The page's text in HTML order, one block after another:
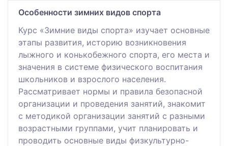
Особенности зимних видов спорта
Курс «Зимние виды спорта» изучает основные
этапы развития, историю возникновения
лыжного и конькобежного спорта, его места и
значения в системе физического воспитания
школьников и взрослого населения.
Рассматривает нормы и правила безопасной
организации и проведения занятий, знакомит
с методикой организации занятий с разными
возрастными группами, учит планировать и
проводить основные виды физкультурно-